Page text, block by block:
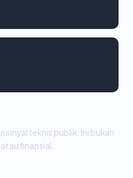
teknis publik. Ini bukan
finansial.